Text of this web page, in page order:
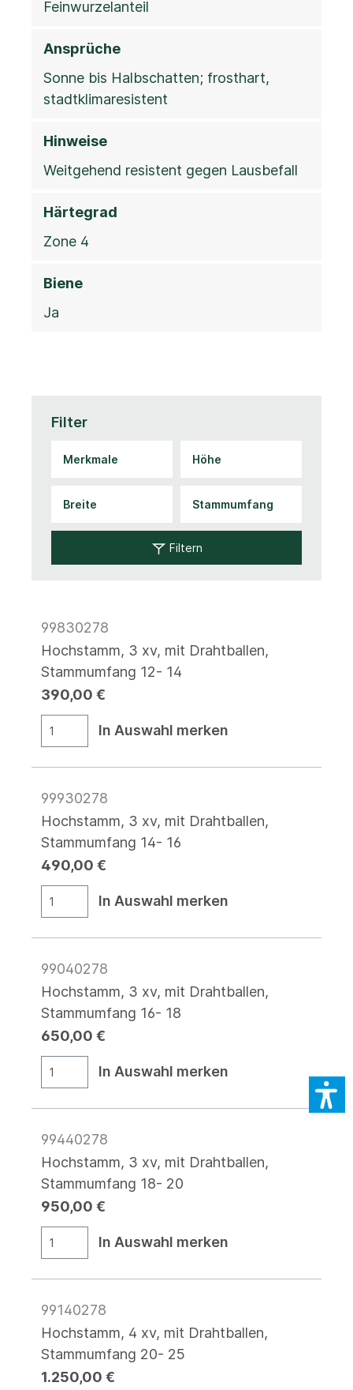
Feinwurzelanteil
Ansprüche
Sonne bis Halbschatten; frosthart,
stadtklimaresistent
Hinweise
Weitgehend resistent gegen Lausbefall
Härtegrad
Zone 4
Biene
Ja
Filter
Filtern
99830278
Hochstamm, 3 xv, mit Drahtballen,
Stammumfang 12- 14
390,00 €
In Auswahl merken
99930278
Hochstamm, 3 xv, mit Drahtballen,
Stammumfang 14- 16
490,00 €
In Auswahl merken
99040278
Hochstamm, 3 xv, mit Drahtballen,
Stammumfang 16- 18
650,00 €
In Auswahl merken
99440278
Hochstamm, 3 xv, mit Drahtballen,
Stammumfang 18- 20
950,00 €
In Auswahl merken
99140278
Hochstamm, 4 xv, mit Drahtballen,
Stammumfang 20- 25
1.250,00 €